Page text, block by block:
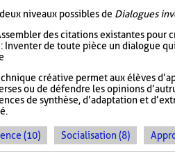
deux niveaux possibles de Dialogues
des citations existantes pour
Inventer de toute pièce un dialogue
créative permet aux élèves
ou de défendre les opinions
de synthèse, d’adaptation et
(10) Socialisation (8)